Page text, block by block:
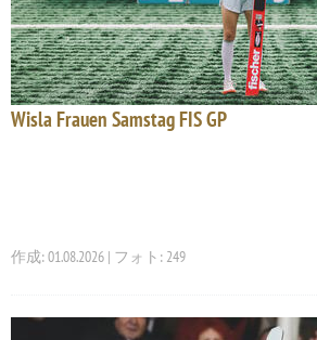
Wisla Frauen Samstag FIS GP
作成: 01.08.2026 | フォト: 249